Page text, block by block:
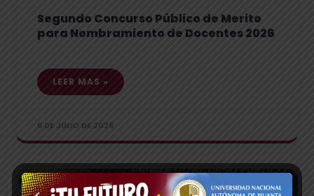
Segundo Concurso Público de Merito
para Nombramiento de Docentes 2026
LEER MAS »
6 DE JULIO DE 2026
CONTRATO DOCENTE